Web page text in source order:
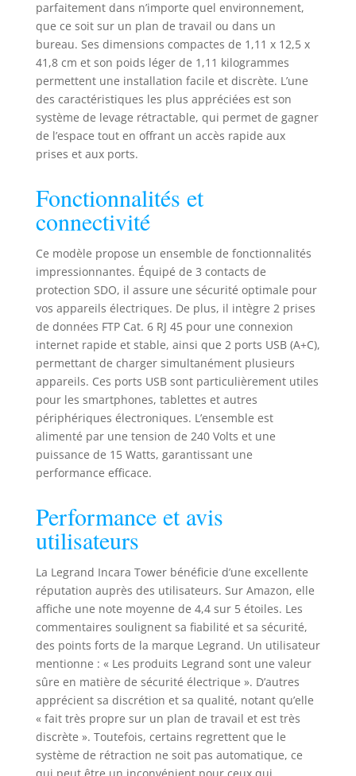
de connecter
facilement les
appareils sans
adaptateur
supplémentaire.
Ainsi, que ce soit
professionnel ou
privé, vous pouvez
: grâce au système
multiprise
escamotable en
appuyant sur la
plaque centrale et
la rétracter en
appuyant sur un
bouton à
l'extrémité
inférieure. Ainsi,
vous avez un accès
direct à tous les
ports. Installation :
avec la section de
est assurée. Grâce
pouvez choisir
entre une
de 6 à 50 mm.
Détails techniques
: diamètre : 60 mm,
profondeur
d'encastrement :
356,5 mm, 15 W,
110-240 V, prise de
charge USB A+C,
catégorie FTP. 6
prises de données
parfaitement dans n’importe quel environnement,
que ce soit sur un plan de travail ou dans un
bureau. Ses dimensions compactes de 1,11 x 12,5 x
41,8 cm et son poids léger de 1,11 kilogrammes
permettent une installation facile et discrète. L’une
des caractéristiques les plus appréciées est son
système de levage rétractable, qui permet de gagner
de l’espace tout en offrant un accès rapide aux
prises et aux ports.
Fonctionnalités et
connectivité
Ce modèle propose un ensemble de fonctionnalités
impressionnantes. Équipé de 3 contacts de
protection SDO, il assure une sécurité optimale pour
vos appareils électriques. De plus, il intègre 2 prises
de données FTP Cat. 6 RJ 45 pour une connexion
internet rapide et stable, ainsi que 2 ports USB (A+C),
permettant de charger simultanément plusieurs
appareils. Ces ports USB sont particulièrement utiles
pour les smartphones, tablettes et autres
périphériques électroniques. L’ensemble est
alimenté par une tension de 240 Volts et une
puissance de 15 Watts, garantissant une
performance efficace.
Performance et avis
utilisateurs
La Legrand Incara Tower bénéficie d’une excellente
réputation auprès des utilisateurs. Sur Amazon, elle
affiche une note moyenne de 4,4 sur 5 étoiles. Les
commentaires soulignent sa fiabilité et sa sécurité,
des points forts de la marque Legrand. Un utilisateur
mentionne : « Les produits Legrand sont une valeur
sûre en matière de sécurité électrique ». D’autres
apprécient sa discrétion et sa qualité, notant qu’elle
« fait très propre sur un plan de travail et est très
discrète ». Toutefois, certains regrettent que le
système de rétraction ne soit pas automatique, ce
qui peut être un inconvénient pour ceux qui